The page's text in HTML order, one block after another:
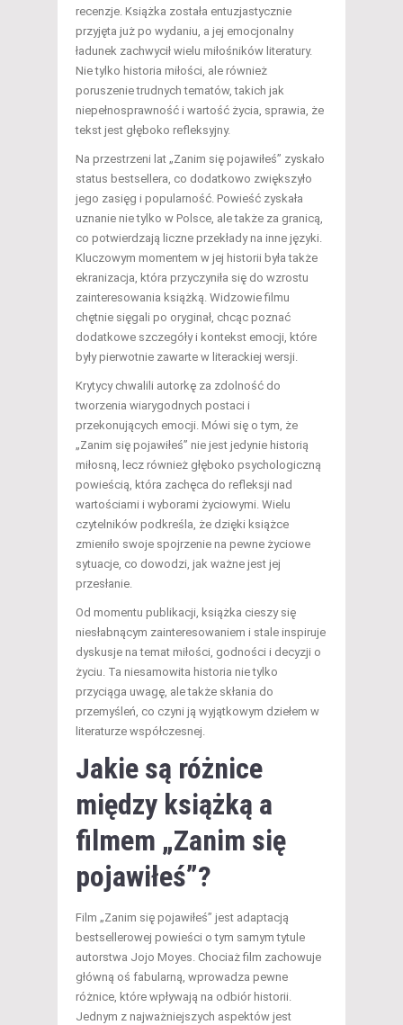
recenzje. Książka została entuzjastycznie
przyjęta już po wydaniu, a jej emocjonalny
ładunek zachwycił wielu miłośników literatury.
Nie tylko historia miłości, ale również
poruszenie trudnych tematów, takich jak
niepełnosprawność i wartość życia, sprawia, że
tekst jest głęboko refleksyjny.
Na przestrzeni lat „Zanim się pojawiłeś” zyskało
status bestsellera, co dodatkowo zwiększyło
jego zasięg i popularność. Powieść zyskała
uznanie nie tylko w Polsce, ale także za granicą,
co potwierdzają liczne przekłady na inne języki.
Kluczowym momentem w jej historii była także
ekranizacja, która przyczyniła się do wzrostu
zainteresowania książką. Widzowie filmu
chętnie sięgali po oryginał, chcąc poznać
dodatkowe szczegóły i kontekst emocji, które
były pierwotnie zawarte w literackiej wersji.
Krytycy chwalili autorkę za zdolność do
tworzenia wiarygodnych postaci i
przekonujących emocji. Mówi się o tym, że
„Zanim się pojawiłeś” nie jest jedynie historią
miłosną, lecz również głęboko psychologiczną
powieścią, która zachęca do refleksji nad
wartościami i wyborami życiowymi. Wielu
czytelników podkreśla, że dzięki książce
zmieniło swoje spojrzenie na pewne życiowe
sytuacje, co dowodzi, jak ważne jest jej
przesłanie.
Od momentu publikacji, książka cieszy się
niesłabnącym zainteresowaniem i stale inspiruje
dyskusje na temat miłości, godności i decyzji o
życiu. Ta niesamowita historia nie tylko
przyciąga uwagę, ale także skłania do
przemyśleń, co czyni ją wyjątkowym dziełem w
literaturze współczesnej.
Jakie są różnice
między książką a
filmem „Zanim się
pojawiłeś”?
Film „Zanim się pojawiłeś” jest adaptacją
bestsellerowej powieści o tym samym tytule
autorstwa Jojo Moyes. Chociaż film zachowuje
główną oś fabularną, wprowadza pewne
różnice, które wpływają na odbiór historii.
Jednym z najważniejszych aspektów jest